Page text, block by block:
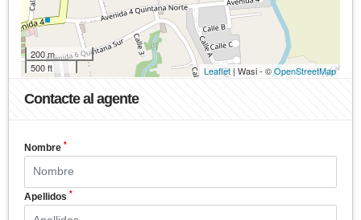
200 m
500 ft
Leaflet | Wasi - ©OpenStreetMap
Contacte al agente
Nombre *
Apellidos *